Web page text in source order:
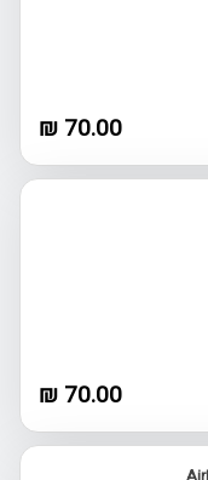
70.00 ₪
70.00 ₪